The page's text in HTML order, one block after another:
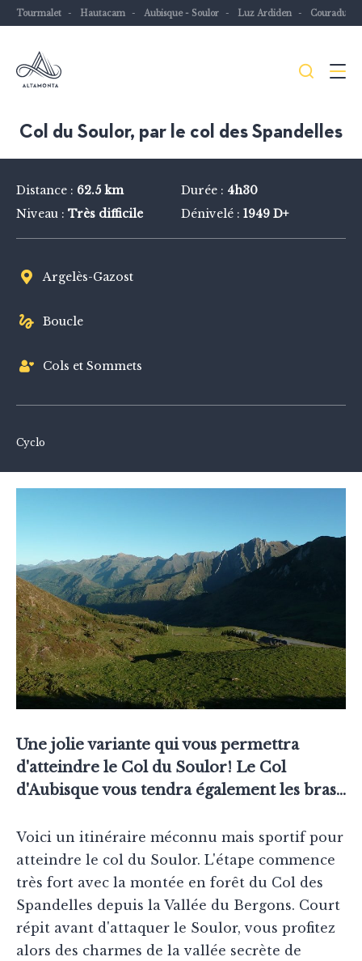
Tourmalet Hautacam Aubisque - Soulor Luz Ardiden
Les
à
vélo
ou
VTT
Menu
Col du Soulor, par le col des Spandelles
Distance : 62.5 km Durée : 4h30
Niveau : Très difficile Dénivelé : 1949 D+
Argelès-Gazost
Boucle
Cols et Sommets
Cyclo
Une jolie variante qui vous permettra
d'atteindre le Col du Soulor! Le Col
d'Aubisque vous tendra également les bras...
Voici un itinéraire méconnu mais sportif pour
atteindre le col du Soulor. L'étape commence
très fort avec la montée en forêt du Col des
Spandelles depuis la Vallée du Bergons. Court
répit avant d'attaquer le Soulor, vous profitez
alors des charmes de la vallée secrète de